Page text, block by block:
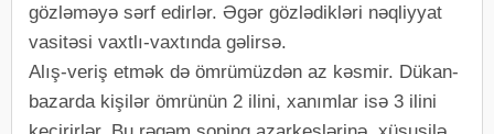
gözləməyə sərf edirlər. Əgər gözlədikləri nəqliyyat
vasitəsi vaxtlı-vaxtında gəlirsə.
Alış-veriş etmək də ömrümüzdən az kəsmir. Dükan-
bazarda kişilər ömrünün 2 ilini, xanımlar isə 3 ilini